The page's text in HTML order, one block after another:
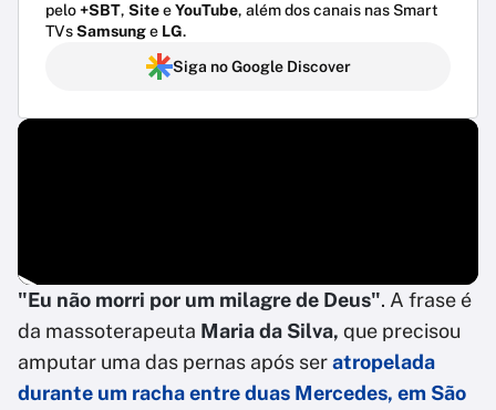
pelo+SBT, SiteeYouTube, além dos canais nas Smart
TVsSamsunge LG.
Siga no Google Discover
"Eu não morri por um milagre de Deus". A frase é
da massoterapeuta Maria da Silva, que precisou
amputar uma das pernas após seratropelada
durante um racha entre duas Mercedes, em São